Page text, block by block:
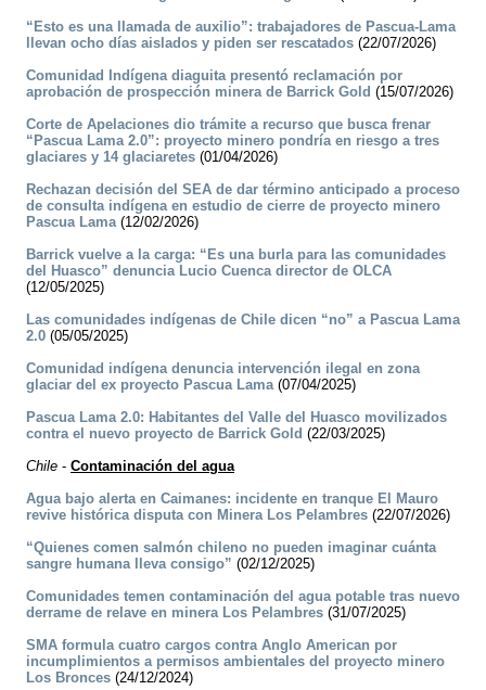
“Esto es una llamada de auxilio”: trabajadores de Pascua-Lama
llevan ocho días aislados y piden ser rescatados (22/07/2026)
Comunidad Indígena diaguita presentó reclamación por
aprobación de prospección minera de Barrick Gold (15/07/2026)
Corte de Apelaciones dio trámite a recurso que busca frenar
“Pascua Lama 2.0”: proyecto minero pondría en riesgo a tres
glaciares y 14 glaciaretes (01/04/2026)
Rechazan decisión del SEA de dar término anticipado a proceso
de consulta indígena en estudio de cierre de proyecto minero
Pascua Lama(12/02/2026)
Barrick vuelve a la carga: “Es una burla para las comunidades
del Huasco” denuncia Lucio Cuenca director de OLCA
(12/05/2025)
Las comunidades indígenas de Chile dicen “no” a Pascua Lama
2.0 (05/05/2025)
Comunidad indígena denuncia intervención ilegal en zona
glaciar del ex proyecto Pascua Lama(07/04/2025)
Pascua Lama 2.0: Habitantes del Valle del Huasco movilizados
contra el nuevo proyecto de Barrick Gold (22/03/2025)
Chile - Contaminación del agua
Agua bajo alerta en Caimanes: incidente en tranque El Mauro
revive histórica disputa con Minera Los Pelambres (22/07/2026)
“Quienes comen salmón chileno no pueden imaginar cuánta
sangre humana lleva consigo” (02/12/2025)
Comunidades temen contaminación del agua potable tras nuevo
derrame de relave en minera Los Pelambres (31/07/2025)
SMA formula cuatro cargos contra Anglo American por
incumplimientos a permisos ambientales del proyecto minero
Los Bronces (24/12/2024)